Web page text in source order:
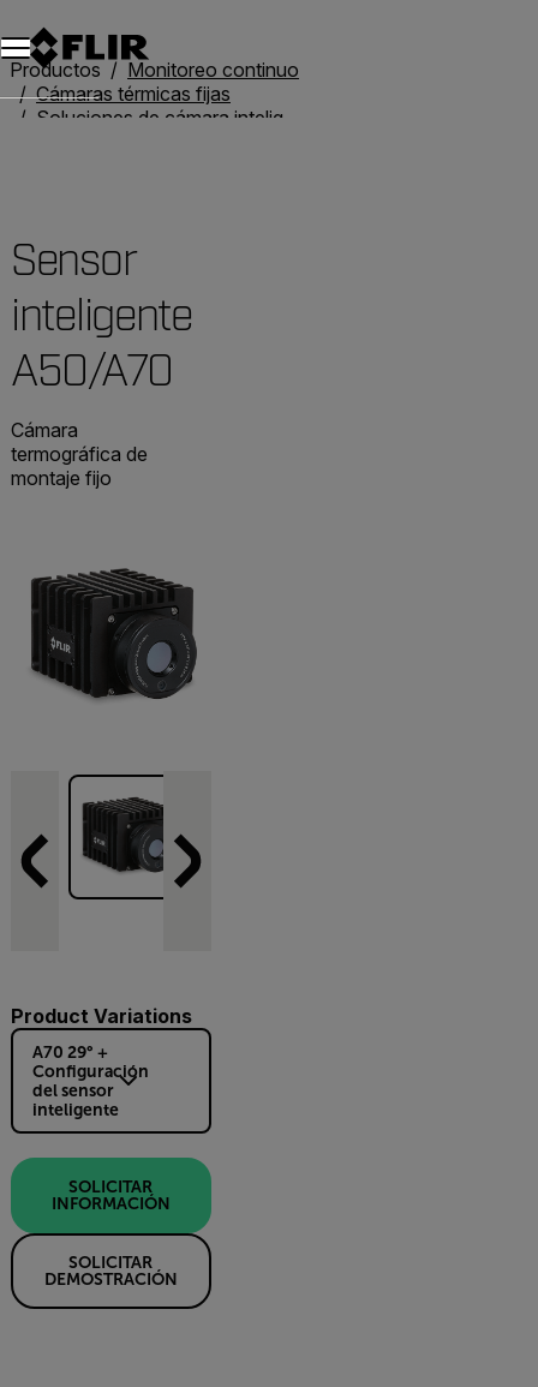
Productos
Monitoreo continuo
Cámaras térmicas fijas
Soluciones de cámara inteligente
Sensor
inteligente
A50/A70
Cámara
termográfica de
montaje fijo
Product Variations
A70 29° +
Configuración
del sensor
inteligente
SOLICITAR
INFORMACIÓN
SOLICITAR
DEMOSTRACIÓN